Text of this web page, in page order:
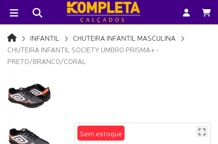
INFANTIL
CHUTEIRA INFANTIL MASCULINA
CHUTEIRA INFANTIL SOCIETY UMBRO PRISMA+ -
PRETO/BRANCO/CORAL
Sem estoque